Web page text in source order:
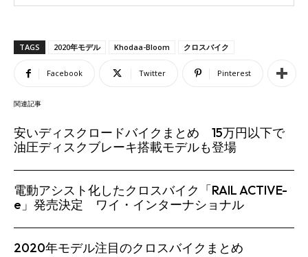
TAGS 2020年モデル Khodaa-Bloom クロスバイク
Facebook Twitter Pinterest
関連記事
安いディスクロードバイクまとめ 15万円以下で
油圧ディスクブレーキ搭載モデルも登場
電動アシスト化したクロスバイク「RAIL ACTIVE-
e」発売決定 ワイ・インターナショナル
2020年モデル注目のクロスバイクまとめ